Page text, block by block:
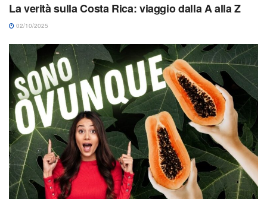
La verità sulla Costa Rica: viaggio dalla A alla Z
02/10/2025